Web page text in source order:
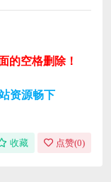
的空格删除！
资源畅下
收藏 点赞(0)